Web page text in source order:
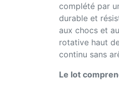
complété par
durable et
aux chocs et
rotative haut
continu sans
Le lot